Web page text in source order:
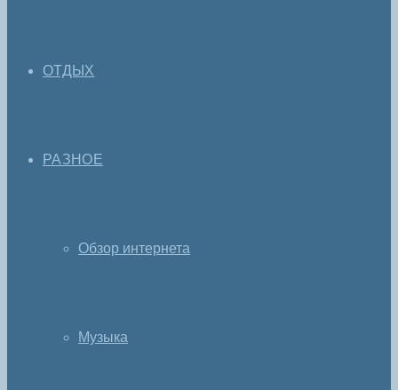
ОТДЫХ
РАЗНОЕ
Обзор интернета
Музыка